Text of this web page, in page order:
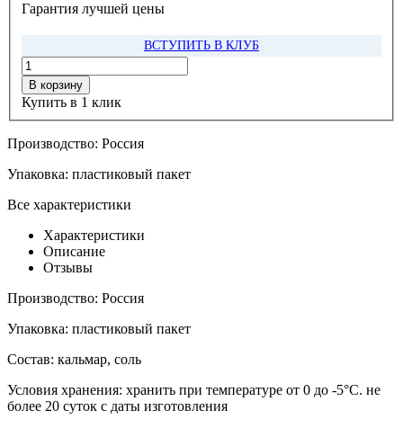
Гарантия лучшей цены
ВСТУПИТЬ В КЛУБ
В корзину
Купить в 1 клик
Производство: Россия
Упаковка: пластиковый пакет
Все характеристики
Характеристики
Описание
Отзывы
Производство: Россия
Упаковка: пластиковый пакет
Состав: кальмар, соль
Условия хранения: хранить при температуре от 0 до -5°С. не
более 20 суток с даты изготовления